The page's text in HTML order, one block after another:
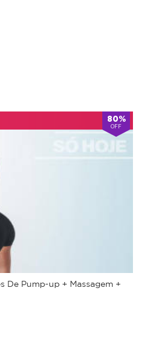
80%
OFF
De Pump-up + Massagem +